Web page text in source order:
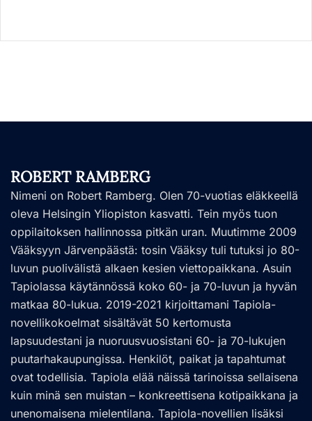
ROBERT RAMBERG
Nimeni on Robert Ramberg. Olen 70-vuotias eläkkeellä
oleva Helsingin Yliopiston kasvatti. Tein myös tuon
oppilaitoksen hallinnossa pitkän uran. Muutimme 2009
Vääksyyn Järvenpäästä: tosin Vääksy tuli tutuksi jo 80-
luvun puolivälistä alkaen kesien viettopaikkana. Asuin
Tapiolassa käytännössä koko 60- ja 70-luvun ja hyvän
matkaa 80-lukua. 2019-2021 kirjoittamani Tapiola-
novellikokoelmat sisältävät 50 kertomusta
lapsuudestani ja nuoruusvuosistani 60- ja 70-lukujen
puutarhakaupungissa. Henkilöt, paikat ja tapahtumat
ovat todellisia. Tapiola elää näissä tarinoissa sellaisena
kuin minä sen muistan – konkreettisena kotipaikkana ja
unenomaisena mielentilana. Tapiola-novellien lisäksi